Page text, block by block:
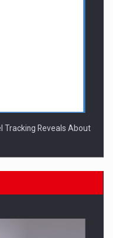
Tracking Reveals About